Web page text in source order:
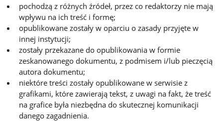
pochodzą z różnych źródeł, przez co redaktorzy nie mają
wpływu na ich treść i formę;
opublikowane zostały w oparciu o zasady przyjęte w
innej instytucji;
zostały przekazane do opublikowania w formie
zeskanowanego dokumentu, z podmisem i/lub pieczęcią
autora dokumentu;
niektóre treści zostały opublikowane w serwisie z
grafikami, które zawierają tekst, z uwagi na fakt, że treść
na grafice była niezbędna do skutecznej komunikacji
danego zagadnienia.